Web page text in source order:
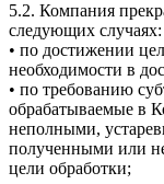
5.2. Компания
следующих случаях:
• по достижении
необходимости в
• по требованию
обрабатываемые в
неполными,
полученными или
цели обработки;